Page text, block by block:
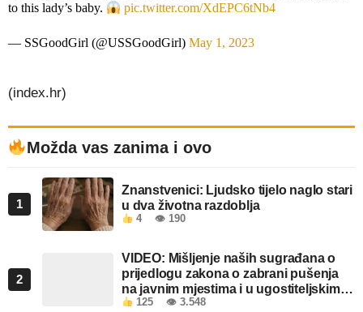
to this lady’s baby.
pic.twitter.com/XdEPC6tNb4
— SSGoodGirl (@USSGoodGirl) May 1, 2023
(index.hr)
Možda vas zanima i ovo
1
Znanstvenici: Ljudsko tijelo naglo stari
u dva životna razdoblja
4 👁 190
2
VIDEO: Mišljenje naših sugrađana o
prijedlogu zakona o zabrani pušenja
na javnim mjestima i u ugostiteljskim
objektima u FBiH
125 👁 3.548